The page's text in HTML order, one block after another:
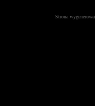
Strona